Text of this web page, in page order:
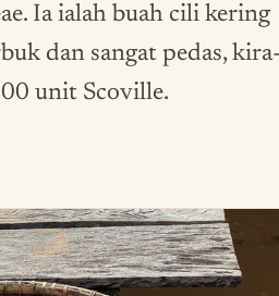
Ia ialah buah cili kering
dan sangat pedas,
unit Scoville.